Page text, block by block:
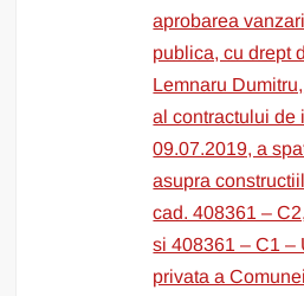
aprobarea
publica, cu drept
Lemnaru
al contractului de
09.07.2019, a
asupra
cad. 408361 –
si 408361 – C1 –
privata a